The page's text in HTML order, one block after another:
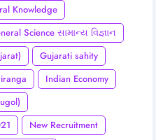
Knowledge
Science સામાન્ય વિજ્ઞાન
Gujarati sahity
Indian Economy
New Recruitment